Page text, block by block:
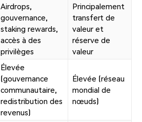
Airdrops,
gouvernance,
staking rewards,
accès à des
privilèges
Principalement
transfert de
valeur et
réserve de
valeur
Élevée
(gouvernance
communautaire,
redistribution des
revenus)
Élevée (réseau
mondial de
nœuds)